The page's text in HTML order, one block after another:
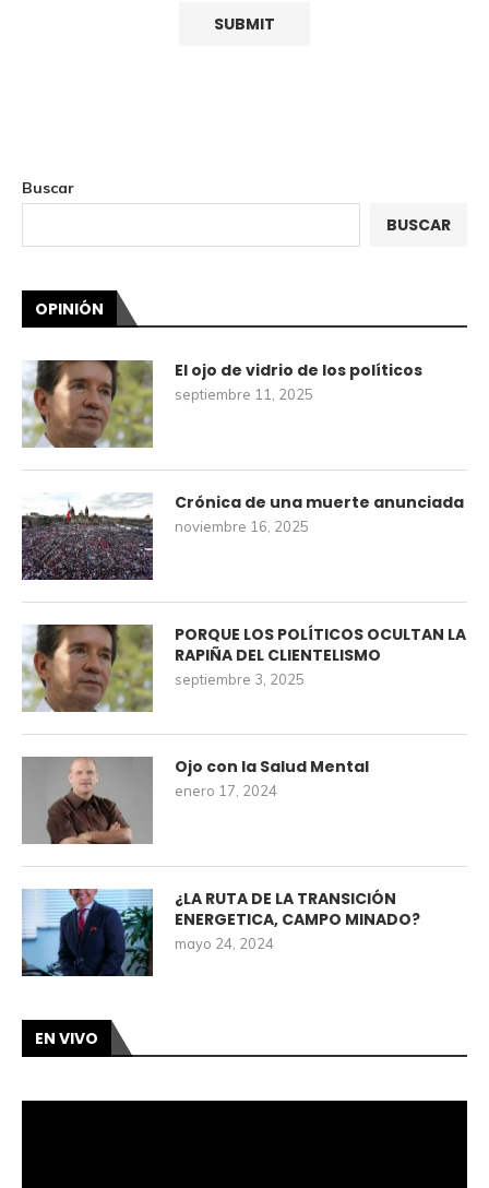
Buscar
BUSCAR
OPINIÓN
El ojo de vidrio de los políticos
septiembre 11, 2025
Crónica de una muerte anunciada
noviembre 16, 2025
PORQUE LOS POLÍTICOS OCULTAN LA
RAPIÑA DEL CLIENTELISMO
septiembre 3, 2025
Ojo con la Salud Mental
enero 17, 2024
¿LA RUTA DE LA TRANSICIÓN
ENERGETICA, CAMPO MINADO?
mayo 24, 2024
EN VIVO